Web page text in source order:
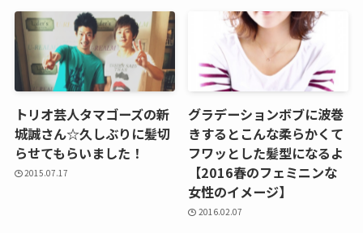
トリオ芸人タマゴーズの新
城誠さん☆久しぶりに髪切
らせてもらいました！
2015.07.17
グラデーションボブに波巻
きするとこんな柔らかくて
フワッとした髪型になるよ
【2016春のフェミニンな
女性のイメージ】
2016.02.07